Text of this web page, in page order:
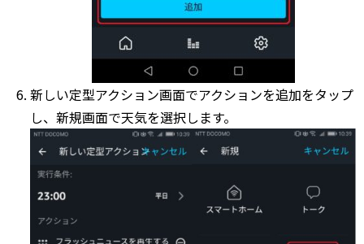
新しい定型アクション画面でアクションを追加をタップ
し、新規画面で天気を選択します。